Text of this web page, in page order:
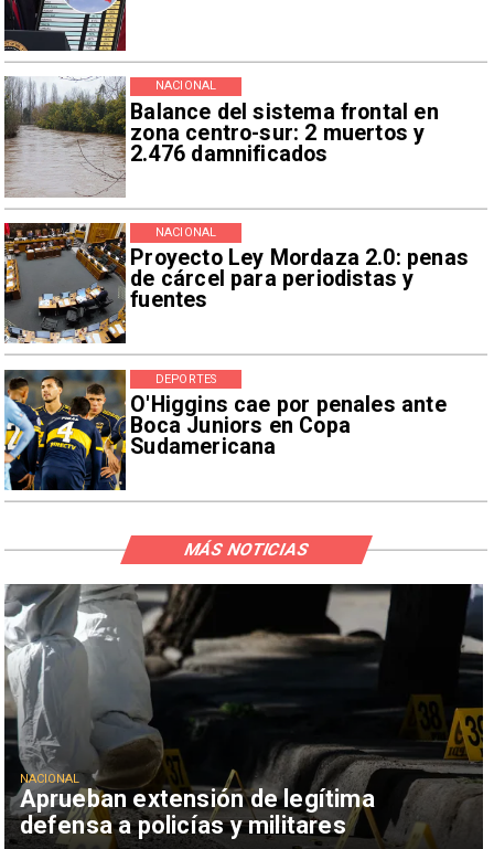
Balance del sistema frontal en
zona centro-sur: 2 muertos y
2.476 damnificados
NACIONAL
Proyecto Ley Mordaza 2.0: penas
de cárcel para periodistas y
fuentes
NACIONAL
O'Higgins cae por penales ante
Boca Juniors en Copa
Sudamericana
DEPORTES
Aprueban extensión de legítima
defensa a policías y militares
NACIONAL
MÁS NOTICIAS